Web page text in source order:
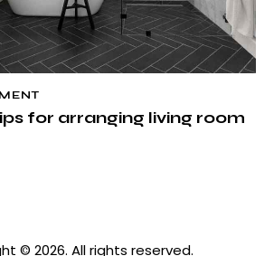
for arranging living room
© 2026. All rights reserved.